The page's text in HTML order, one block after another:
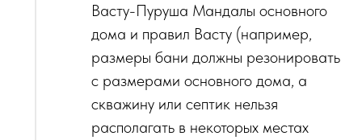
Васту-Пуруша Мандалы основного
дома и правил Васту (например,
размеры бани должны резонировать
с размерами основного дома, а
скважину или септик нельзя
располагать в некоторых местах